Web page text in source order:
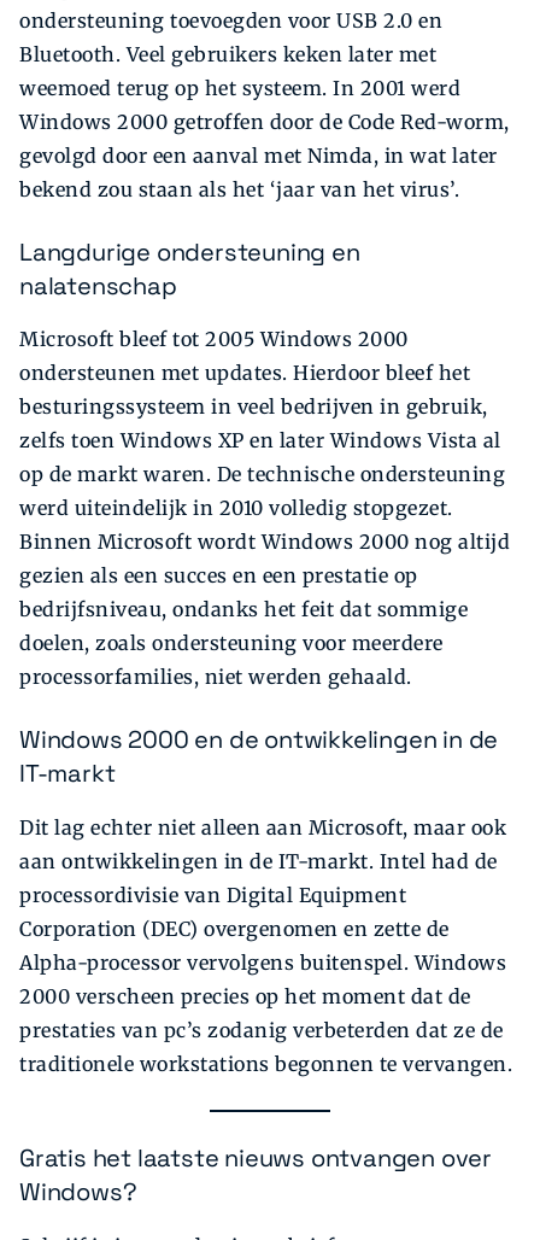
ondersteuning toevoegden voor USB 2.0 en
Bluetooth. Veel gebruikers keken later met
weemoed terug op het systeem. In 2001 werd
Windows 2000 getroffen door de Code Red-worm,
gevolgd door een aanval met Nimda, in wat later
bekend zou staan als het ‘jaar van het virus’.
Langdurige ondersteuning en
nalatenschap
Microsoft bleef tot 2005 Windows 2000
ondersteunen met updates. Hierdoor bleef het
besturingssysteem in veel bedrijven in gebruik,
zelfs toen Windows XP en later Windows Vista al
op de markt waren. De technische ondersteuning
werd uiteindelijk in 2010 volledig stopgezet.
Binnen Microsoft wordt Windows 2000 nog altijd
gezien als een succes en een prestatie op
bedrijfsniveau, ondanks het feit dat sommige
doelen, zoals ondersteuning voor meerdere
processorfamilies, niet werden gehaald.
Windows 2000 en de ontwikkelingen in de
IT-markt
Dit lag echter niet alleen aan Microsoft, maar ook
aan ontwikkelingen in de IT-markt. Intel had de
processordivisie van Digital Equipment
Corporation (DEC) overgenomen en zette de
Alpha-processor vervolgens buitenspel. Windows
2000 verscheen precies op het moment dat de
prestaties van pc’s zodanig verbeterden dat ze de
traditionele workstations begonnen te vervangen.
Gratis het laatste nieuws ontvangen over
Windows?